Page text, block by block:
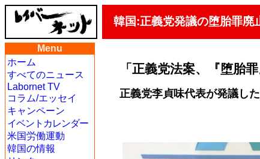
韓国:正義党発議の堕胎罪廃
Menu
ホーム
すべてのニュース
Labornet TV
コラム/エッセイ
キャンペーン
イベントカレンダー
米国労働運動
韓国の情報
「正義党法案、『堕胎
正義党李貞味代表が発議し